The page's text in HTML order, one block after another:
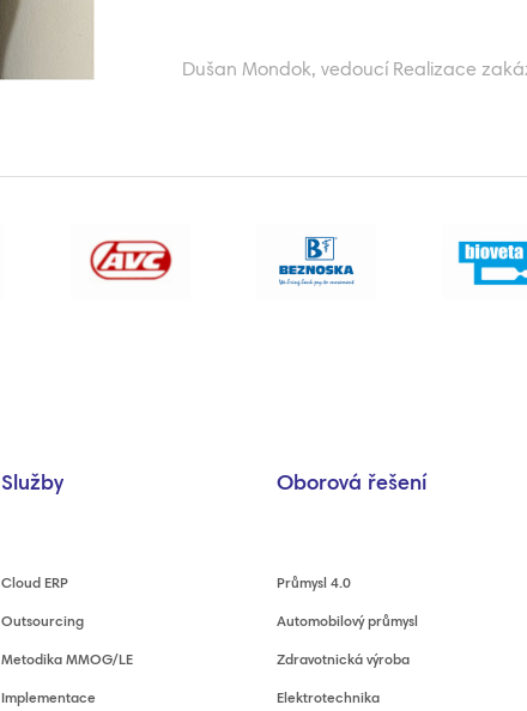
Služby
Cloud ERP
Outsourcing
Metodika MMOG/LE
Implementace
Oborová řešení
Průmysl 4.0
Automobilový průmysl
Zdravotnická výroba
Elektrotechnika